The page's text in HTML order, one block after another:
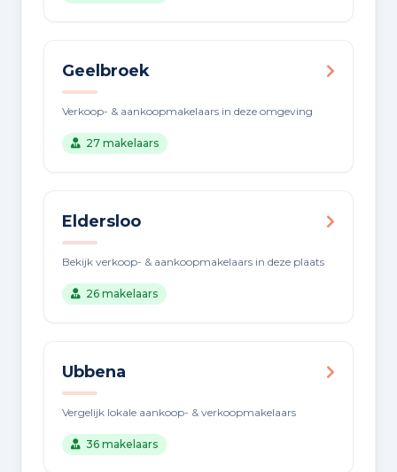
Geelbroek
Verkoop- & aankoopmakelaars in deze omgeving
27 makelaars
Eldersloo
Bekijk verkoop- & aankoopmakelaars in deze plaats
26 makelaars
Ubbena
Vergelijk lokale aankoop- & verkoopmakelaars
36 makelaars